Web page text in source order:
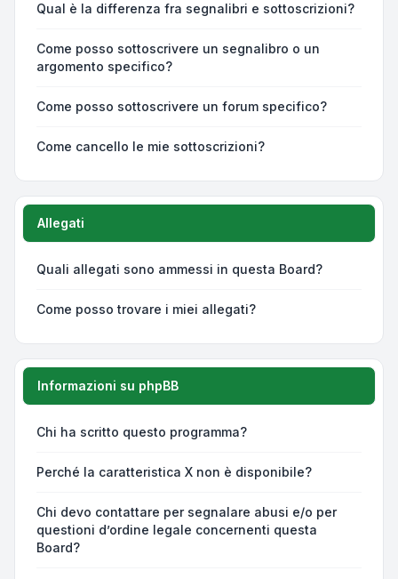
Qual è la differenza fra segnalibri e sottoscrizioni?
Come posso sottoscrivere un segnalibro o un
argomento specifico?
Come posso sottoscrivere un forum specifico?
Come cancello le mie sottoscrizioni?
Allegati
Quali allegati sono ammessi in questa Board?
Come posso trovare i miei allegati?
Informazioni su phpBB
Chi ha scritto questo programma?
Perché la caratteristica X non è disponibile?
Chi devo contattare per segnalare abusi e/o per
questioni d’ordine legale concernenti questa
Board?